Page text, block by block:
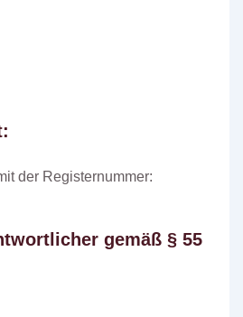
der Registernummer:
gemäß § 55